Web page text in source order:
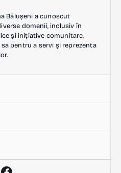
Bălușeni a cunoscut
domenii, inclusiv în
și inițiative comunitare,
pentru a servi și reprezenta